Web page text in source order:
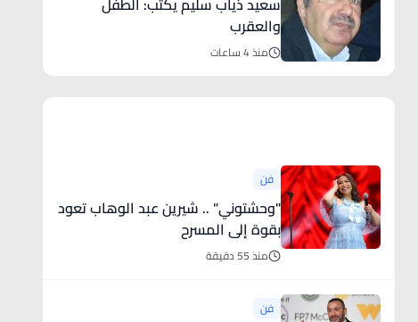
والعقرب
منذ 4 ساعات
فن
"وحشتوني" .. شيرين عبد الوهاب تعود
بقوة إلى المسرح
منذ 55 دقيقة
فن